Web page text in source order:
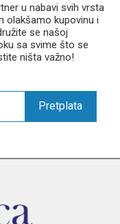
u nabavi svih vrsta
olakšamo kupovinu i
se našoj
sa svime što se
ništa važno!
Pretplata